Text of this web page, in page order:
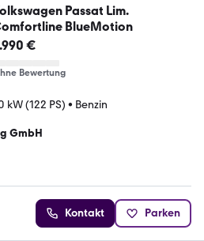
Passat Lim.
BlueMotion
€
Bewertung
kW (122 PS) • Benzin
GmbH
Kontakt Parken